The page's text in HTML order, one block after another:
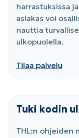
harrastuksissa
asiakas voi
nauttia
ulkopuolella.
Tilaa palvelu
Tuki kodin
THL:n ohjeiden